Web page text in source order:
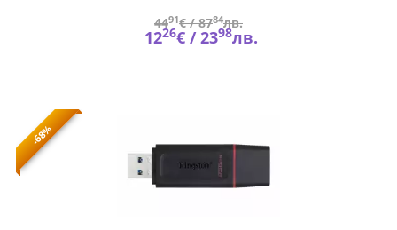
4491€ /8784лв.
1226€ /2398лв.
-68%